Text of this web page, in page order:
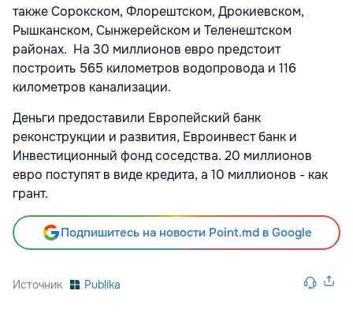
также Сорокском, Флорештском, Дрокиевском,
Рышканском, Сынжерейском и Теленештском
районах. На 30 миллионов евро предстоит
построить 565 километров водопровода и 116
километров канализации.
Деньги предоставили Европейский банк
реконструкции и развития, Евроинвест банк и
Инвестиционный фонд соседства. 20 миллионов
евро поступят в виде кредита, а 10 миллионов - как
грант.
Подпишитесь на новости Point.md в Google
Источник Publika